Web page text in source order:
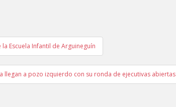
Escuela Infantil de Arguineguín
llegan a pozo izquierdo con su ronda de ejecutivas abiertas